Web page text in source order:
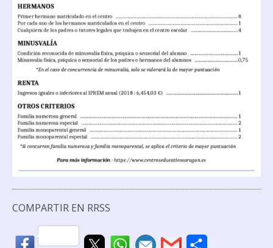
COMPARTIR EN RRSS